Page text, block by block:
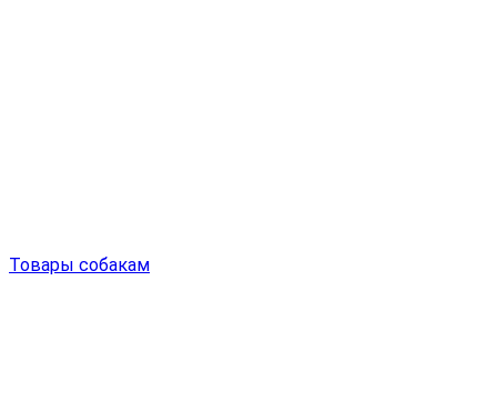
Товары собакам